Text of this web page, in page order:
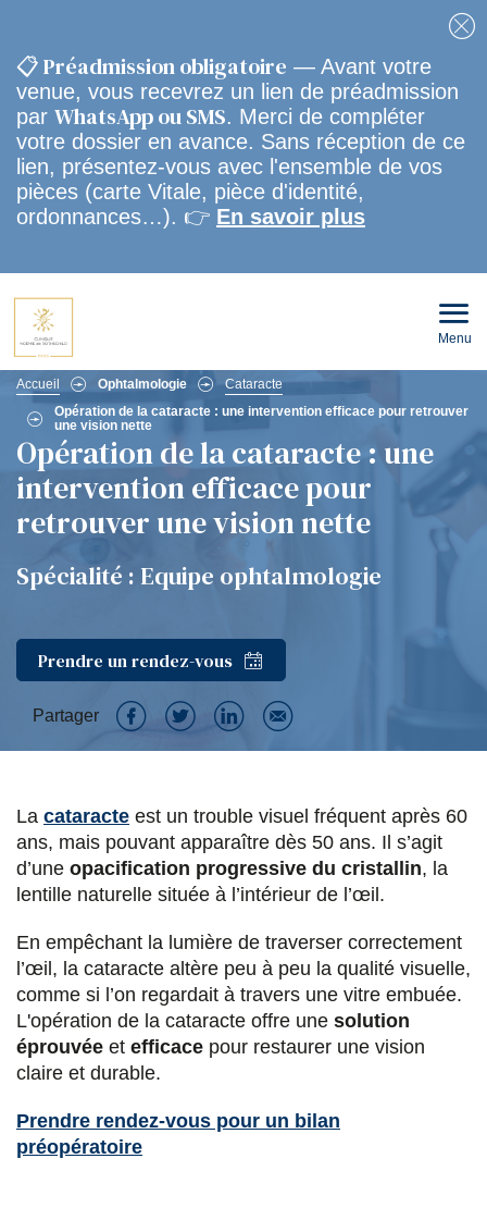
📋 Préadmission obligatoire — Avant votre
venue, vous recevrez un lien de préadmission
par WhatsApp ou SMS. Merci de compléter
votre dossier en avance. Sans réception de ce
lien, présentez-vous avec l'ensemble de vos
pièces (carte Vitale, pièce d'identité,
ordonnances…). 👉 En savoir plus
Menu
menu
Fil
d'Ariane
Accueil Ophtalmologie
Cataracte
Opération de la cataracte : une intervention efficace pour retrouver
une vision nette
Opération de la cataracte : une
intervention efficace pour
retrouver une vision nette
Spécialité : Equipe ophtalmologie
Prendre un rendez-vous
Partager
P
r
t
a
g
e
r
s
u
r
F
P
r
t
a
g
e
r
s
r
P
r
t
a
g
e
r
s
r
P
r
t
a
g
e
r
p
r
La cataracte est un trouble visuel fréquent après 60
ans, mais pouvant apparaître dès 50 ans. Il s’agit
d’une opacification progressive du cristallin, la
lentille naturelle située à l’intérieur de l’œil.
En empêchant la lumière de traverser correctement
l’œil, la cataracte altère peu à peu la qualité visuelle,
comme si l’on regardait à travers une vitre embuée.
L'opération de la cataracte offre une solution
éprouvée et efficace pour restaurer une vision
claire et durable.
Prendre rendez-vous pour un bilan
préopératoire